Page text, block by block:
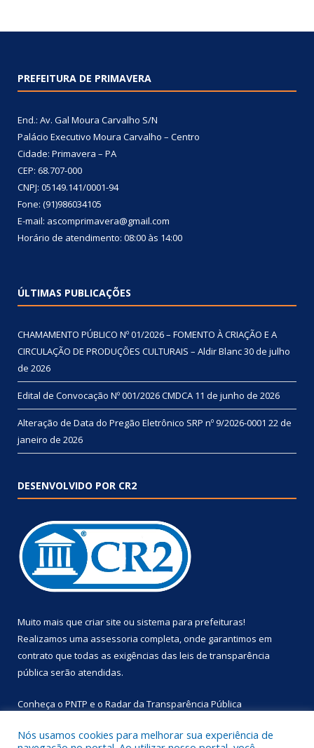
PREFEITURA DE PRIMAVERA
End.: Av. Gal Moura Carvalho S/N
Palácio Executivo Moura Carvalho – Centro
Cidade: Primavera – PA
CEP: 68.707-000
CNPJ: 05149.141/0001-94
Fone: (91)986034105
E-mail: ascomprimavera@gmail.com
Horário de atendimento: 08:00 às 14:00
ÚLTIMAS PUBLICAÇÕES
CHAMAMENTO PÚBLICO Nº 01/2026 – FOMENTO À CRIAÇÃO E A
CIRCULAÇÃO DE PRODUÇÕES CULTURAIS – Aldir Blanc30 de julho
de 2026
Edital de Convocação Nº 001/2026 CMDCA 11 de junho de 2026
Alteração de Data do Pregão Eletrônico SRP nº 9/2026-0001 22 de
janeiro de 2026
DESENVOLVIDO POR CR2
Muito mais que criar site ou sistema para prefeituras!
Realizamos uma assessoria completa, onde garantimos em
contrato que todas as exigências das leis de transparência
pública serão atendidas.
Conheça o PNTP e o Radar da Transparência Pública
Nós usamos cookies para melhorar sua experiência de